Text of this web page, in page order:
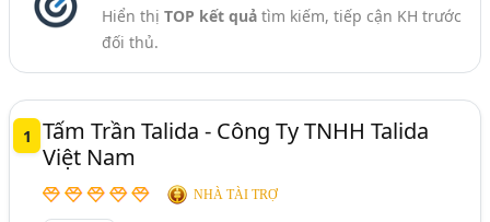
Vật Liệu Trang Trí Nội Thất (1325)
Tấm Nhựa Ốp Tường, Lam Sóng Nhựa Ốp Tường - Sản
Xuất Và Thương Mại (105)
Hà Nam
Long An Tiền Giang
Hiển thị TOP kết quảtìm kiếm, tiếp cận KH trước
đối thủ.
1
Tấm Trần Talida - Công Ty TNHH Talida
Việt Nam
NHÀ TÀI TRỢ